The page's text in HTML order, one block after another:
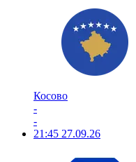
Косово
-
-
21:45 27.09.26